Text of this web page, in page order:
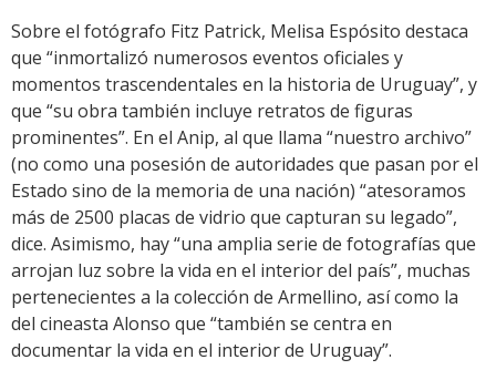
Sobre el fotógrafo Fitz Patrick, Melisa Espósito destaca
que “inmortalizó numerosos eventos oficiales y
momentos trascendentales en la historia de Uruguay”, y
que “su obra también incluye retratos de figuras
prominentes”. En el Anip, al que llama “nuestro archivo”
(no como una posesión de autoridades que pasan por el
Estado sino de la memoria de una nación) “atesoramos
más de 2500 placas de vidrio que capturan su legado”,
dice. Asimismo, hay “una amplia serie de fotografías que
arrojan luz sobre la vida en el interior del país”, muchas
pertenecientes a la colección de Armellino, así como la
del cineasta Alonso que “también se centra en
documentar la vida en el interior de Uruguay”.